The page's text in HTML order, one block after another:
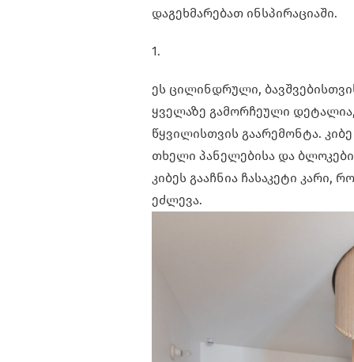
დაგეხმარებათ ინსპირაციაში.
1.
ეს ცილინდრული,
ყველაზე გამორჩეული
წყვილისთვის გაარემონტა.
თხელი პანელებისა და
კიბეს გააჩნია ჩასაკეტი კარი,
ეძლევა.